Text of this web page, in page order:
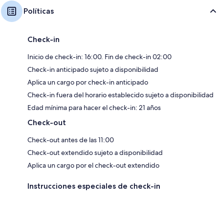
Políticas
Check-in
Inicio de check-in: 16:00. Fin de check-in 02:00
Check-in anticipado sujeto a disponibilidad
Aplica un cargo por check-in anticipado
Check-in fuera del horario establecido sujeto a disponibilidad
Edad mínima para hacer el check-in: 21 años
Check-out
Check-out antes de las 11:00
Check-out extendido sujeto a disponibilidad
Aplica un cargo por el check-out extendido
Instrucciones especiales de check-in